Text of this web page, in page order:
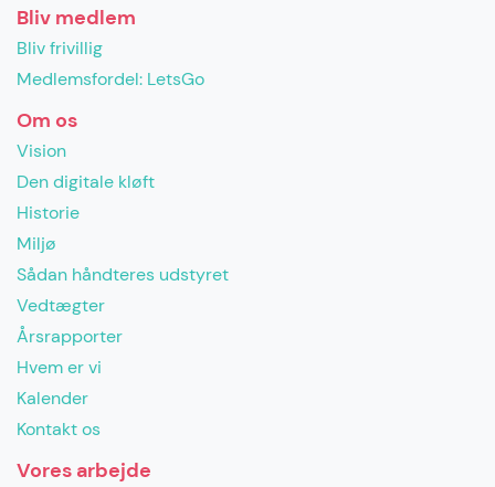
Bliv medlem
Bliv frivillig
Medlemsfordel: LetsGo
Om os
Vision
Den digitale kløft
Historie
Miljø
Sådan håndteres udstyret
Vedtægter
Årsrapporter
Hvem er vi
Kalender
Kontakt os
Vores arbejde